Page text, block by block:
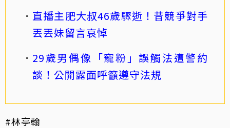
直播主肥大叔46歲驟逝！昔競爭對手
丟丟妹留言哀悼
29歲男偶像「寵粉」誤觸法遭警約
談！公開露面呼籲遵守法規
#林亭翰